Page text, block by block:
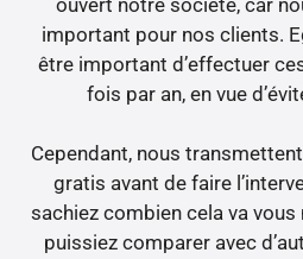
important pour nos clients.
être important d’effectuer
fois par an, en vue
Cependant, nous
gratis avant de faire
sachiez combien cela va
puissiez comparer avec